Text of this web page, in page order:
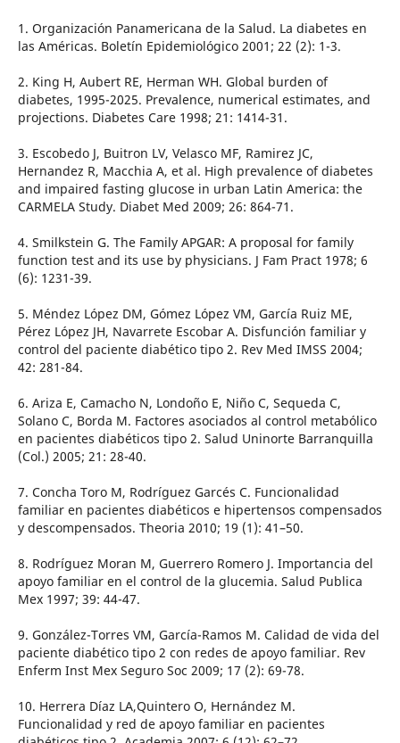
1. Organización Panamericana de la Salud. La diabetes en
las Américas. Boletín Epidemiológico 2001; 22 (2): 1-3.
2. King H, Aubert RE, Herman WH. Global burden of
diabetes, 1995-2025. Prevalence, numerical estimates, and
projections. Diabetes Care 1998; 21: 1414-31.
3. Escobedo J, Buitron LV, Velasco MF, Ramirez JC,
Hernandez R, Macchia A, et al. High prevalence of diabetes
and impaired fasting glucose in urban Latin America: the
CARMELA Study. Diabet Med 2009; 26: 864-71.
4. Smilkstein G. The Family APGAR: A proposal for family
function test and its use by physicians. J Fam Pract 1978; 6
(6): 1231-39.
5. Méndez López DM, Gómez López VM, García Ruiz ME,
Pérez López JH, Navarrete Escobar A. Disfunción familiar y
control del paciente diabético tipo 2. Rev Med IMSS 2004;
42: 281-84.
6. Ariza E, Camacho N, Londoño E, Niño C, Sequeda C,
Solano C, Borda M. Factores asociados al control metabólico
en pacientes diabéticos tipo 2. Salud Uninorte Barranquilla
(Col.) 2005; 21: 28-40.
7. Concha Toro M, Rodríguez Garcés C. Funcionalidad
familiar en pacientes diabéticos e hipertensos compensados
y descompensados. Theoria 2010; 19 (1): 41–50.
8. Rodríguez Moran M, Guerrero Romero J. Importancia del
apoyo familiar en el control de la glucemia. Salud Publica
Mex 1997; 39: 44-47.
9. González-Torres VM, García-Ramos M. Calidad de vida del
paciente diabético tipo 2 con redes de apoyo familiar. Rev
Enferm Inst Mex Seguro Soc 2009; 17 (2): 69-78.
10. Herrera Díaz LA,Quintero O, Hernández M.
Funcionalidad y red de apoyo familiar en pacientes